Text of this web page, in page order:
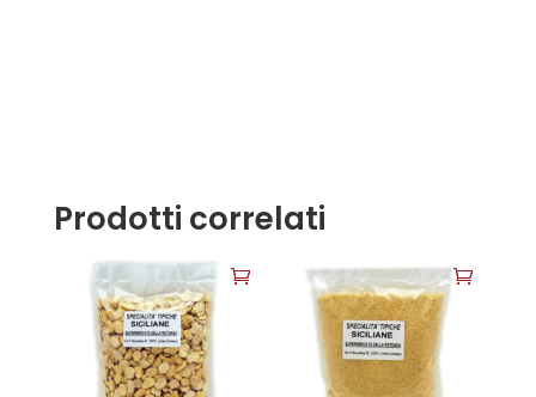
Prodotti correlati